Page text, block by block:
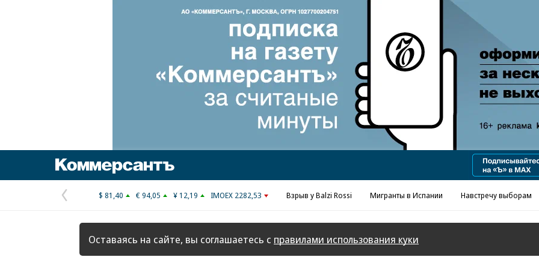
Реклама в «Ъ» www.kommersant.ru/ad
Предыдущая
страница
$ 81,40 € 94,05 ¥ 12,19 IMOEX 2282,53 Взрыв у Balzi Rossi Мигранты в Испании Навстречу выборам
Оставаясь на сайте, вы соглашаетесь с правилами использования куки